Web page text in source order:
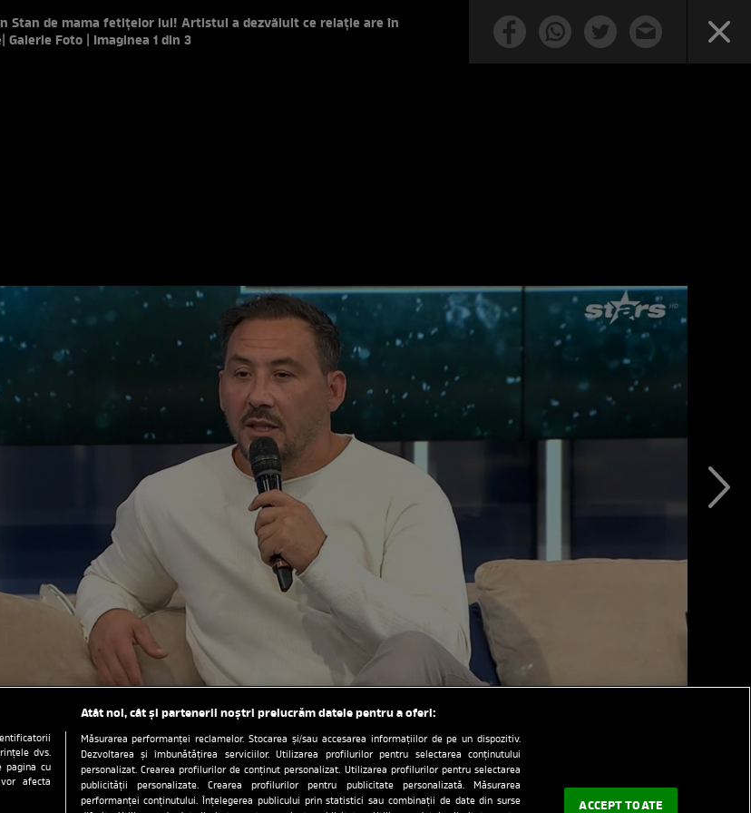
Stan de mama fetițelor lui! Artistul a dezvăluit ce relație are în
| Galerie Foto | Imaginea 1 din 3
dvs.
pagina cu
afecta
Atât noi, cât și partenerii noștri prelucrăm datele pentru a oferi:
Măsurarea performanței reclamelor. Stocarea și/sau accesarea informațiilor de pe un dispozitiv.
Dezvoltarea și îmbunătățirea serviciilor. Utilizarea profilurilor pentru selectarea conținutului
personalizat. Crearea profilurilor de conținut personalizat. Utilizarea profilurilor pentru selectarea
publicității personalizate. Crearea profilurilor pentru publicitate personalizată. Măsurarea
performanței conținutului. Înțelegerea publicului prin statistici sau combinații de date din surse
ACCEPT TOATE